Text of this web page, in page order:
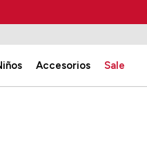
Accesorios Sale